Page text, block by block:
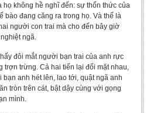
không hề nghĩ đến: sự thổn thức của
bào đang căng ra trong họ. Và thế là
người con trai mà cho đến bây giờ
ngã.
đôi mắt người bạn trai của anh rực
trừng. Cả hai tiến lại đối mặt nhau,
anh hét lên, lao tới, quật ngã anh
tròn trên cát, bật dậy cùng với gọng
mình.